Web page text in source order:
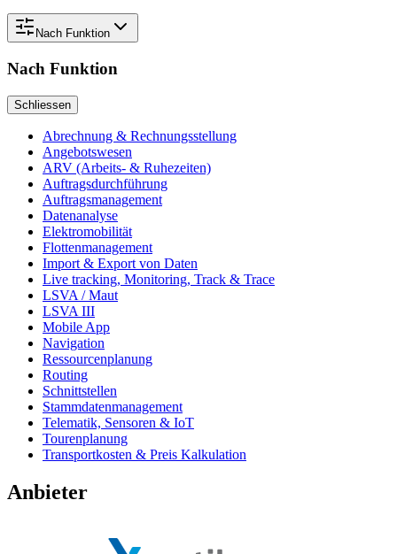
Nach Funktion
Nach Funktion
Schliessen
Abrechnung & Rechnungsstellung
Angebotswesen
ARV (Arbeits- & Ruhezeiten)
Auftragsdurchführung
Auftragsmanagement
Datenanalyse
Elektromobilität
Flottenmanagement
Import & Export von Daten
Live tracking, Monitoring, Track & Trace
LSVA / Maut
LSVA III
Mobile App
Navigation
Ressourcenplanung
Routing
Schnittstellen
Stammdatenmanagement
Telematik, Sensoren & IoT
Tourenplanung
Transportkosten & Preis Kalkulation
Anbieter